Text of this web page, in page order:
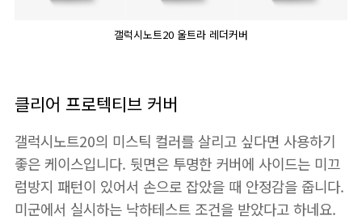
갤럭시노트20 울트라 레더커버
클리어 프로텍티브 커버
갤럭시노트20의 미스틱 컬러를 살리고 싶다면 사용하기
좋은 케이스입니다. 뒷면은 투명한 커버에 사이드는 미끄
럼방지 패턴이 있어서 손으로 잡았을 때 안정감을 줍니다.
미군에서 실시하는 낙하테스트 조건을 받았다고 하네요.